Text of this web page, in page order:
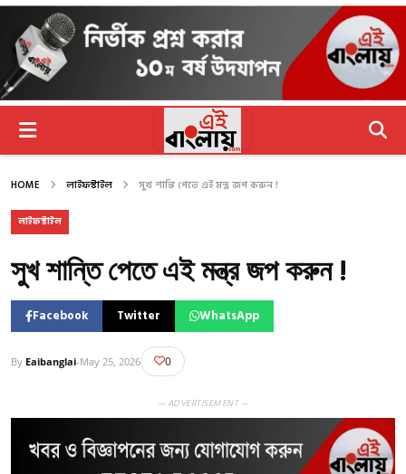
HOME লাইফস্টাইল সুখ শান্তি পেতে এই মন্ত্র জপ করুন !
লাইফস্টাইল
সুখ শান্তি পেতে এই মন্ত্র জপ করুন !
Facebook Twitter WhatsApp
By Eaibanglai-May 25, 2026 0
— ADVERTISEMENT —